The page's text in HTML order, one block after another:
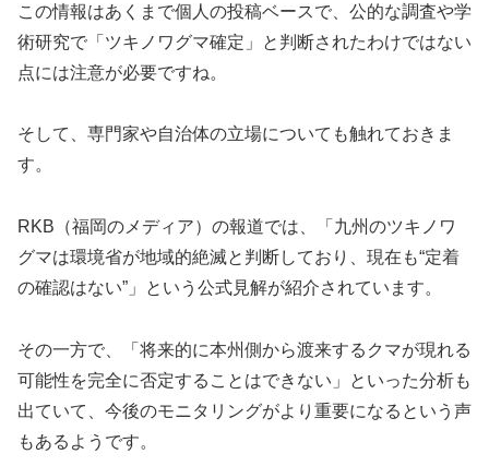
この情報はあくまで個人の投稿ベースで、公的な調査や学
術研究で「ツキノワグマ確定」と判断されたわけではない
点には注意が必要ですね。
そして、専門家や自治体の立場についても触れておきま
す。
RKB（福岡のメディア）の報道では、「九州のツキノワ
グマは環境省が地域的絶滅と判断しており、現在も“定着
の確認はない”」という公式見解が紹介されています。
その一方で、「将来的に本州側から渡来するクマが現れる
可能性を完全に否定することはできない」といった分析も
出ていて、今後のモニタリングがより重要になるという声
もあるようです。